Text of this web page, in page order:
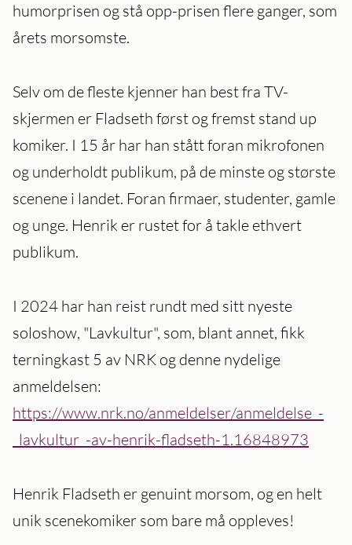
humorprisen og stå opp-prisen flere ganger, som
årets morsomste.
Selv om de fleste kjenner han best fra TV-
skjermen er Fladseth først og fremst stand up
komiker. I 15 år har han stått foran mikrofonen
og underholdt publikum, på de minste og største
scenene i landet. Foran firmaer, studenter, gamle
og unge. Henrik er rustet for å takle ethvert
publikum.
I 2024 har han reist rundt med sitt nyeste
soloshow, "Lavkultur", som, blant annet, fikk
terningkast 5 av NRK og denne nydelige
anmeldelsen:
https://www.nrk.no/anmeldelser/anmeldelse_-
_lavkultur_-av-henrik-fladseth-1.16848973
Henrik Fladseth er genuint morsom, og en helt
unik scenekomiker som bare må oppleves!